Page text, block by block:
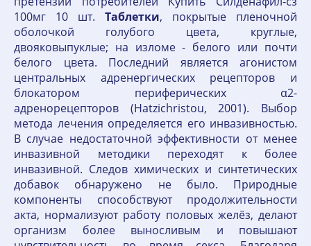
100мг 10 шт. Таблетки, покрытые пленочной
оболочкой голубого цвета, круглые,
двояковыпуклые; на изломе - белого или почти
белого цвета. Последний является агонистом
центральных адренергических рецепторов и
блокатором периферических α2-
адренорецепторов (Hatzichristou, 2001). Выбор
метода лечения определяется его инвазивностью.
В случае недостаточной эффективности от менее
инвазивной методики переходят к более
инвазивной. Следов химических и синтетических
добавок обнаружено не было. Природные
компоненты способствуют продолжительности
акта, нормализуют работу половых желёз, делают
организм более выносливым и повышают